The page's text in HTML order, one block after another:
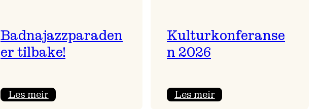
Badnajazzparaden
er tilbake!
Les meir:
Kulturkonferanse
n 2026
Les meir: